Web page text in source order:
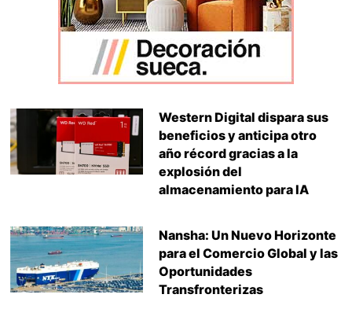
Western Digital dispara sus
beneficios y anticipa otro
año récord gracias a la
explosión del
almacenamiento para IA
Nansha: Un Nuevo Horizonte
para el Comercio Global y las
Oportunidades
Transfronterizas